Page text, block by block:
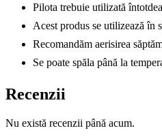
Pilota trebuie utilizată
Acest produs se utilizează în
Recomandăm aerisirea
Se poate spăla până la
Recenzii
Nu există recenzii până acum.